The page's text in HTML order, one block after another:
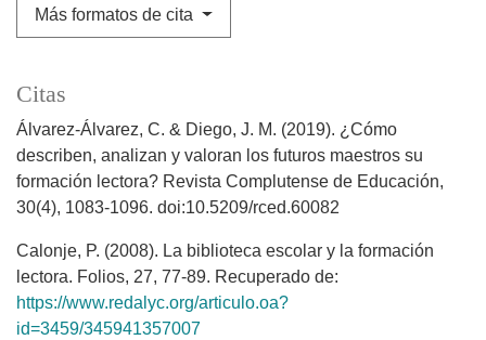
Más formatos de cita
Citas
Álvarez-Álvarez, C. & Diego, J. M. (2019). ¿Cómo
describen, analizan y valoran los futuros maestros su
formación lectora? Revista Complutense de Educación,
30(4), 1083-1096. doi:10.5209/rced.60082
Calonje, P. (2008). La biblioteca escolar y la formación
lectora. Folios, 27, 77-89. Recuperado de:
https://www.redalyc.org/articulo.oa?
id=3459/345941357007